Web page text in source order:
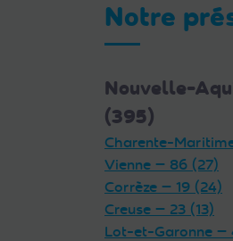
Notre
Nouvelle-
(395)
Charente-
Vienne — 86 (27)
Corrèze — 19 (24)
Creuse — 23 (13)
Lot-et-Garonne —